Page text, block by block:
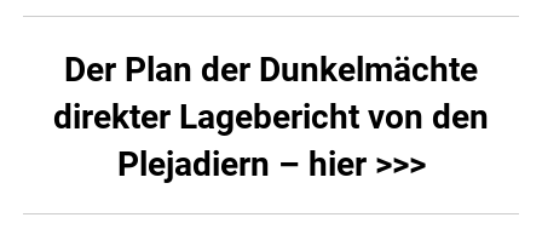
Der Plan der Dunkelmächte
direkter Lagebericht von den
Plejadiern – hier >>>